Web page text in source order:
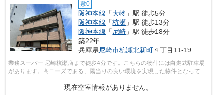
敷0
阪神本線 「大物 」駅 徒歩5分
阪神本線 「杭瀬 」駅 徒歩13分
阪神本線 「尼崎 」駅 徒歩18分
築22年
兵庫県尼崎市杭瀬北新町４丁目11-19
業務スーパー 尼崎杭瀬店まで徒歩4分です。こちらの物件には自走式駐車場
があります。高ニーズである、陽当りの良い環境を実現した物件となってい
現在空室情報がありません。